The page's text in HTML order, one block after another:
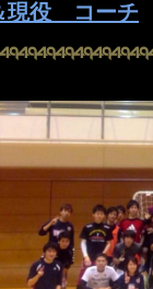
現役 コーチ